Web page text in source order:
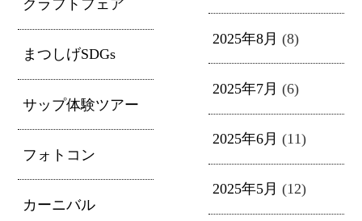
クラフトフェア
まつしげSDGs
サップ体験ツアー
フォトコン
カーニバル
2025年8月 (8)
2025年7月 (6)
2025年6月 (11)
2025年5月 (12)